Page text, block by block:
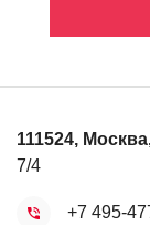
111524, Москва
7/4
+7 495-